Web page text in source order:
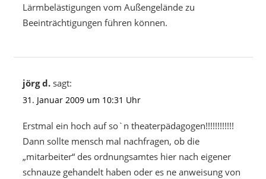
Lärmbelästigungen vom Außengelände zu
Beeinträchtigungen führen können.
jörg d. sagt:
31. Januar 2009 um 10:31 Uhr
Erstmal ein hoch auf so`n theaterpädagogen!!!!!!!!!!!!
Dann sollte mensch mal nachfragen, ob die
„mitarbeiter“ des ordnungsamtes hier nach eigener
schnauze gehandelt haben oder es ne anweisung von